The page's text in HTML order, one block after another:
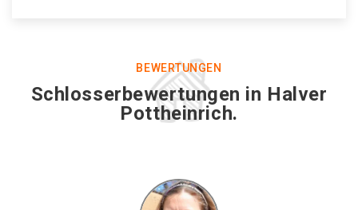
BEWERTUNGEN
Schlosserbewertungen in Halver
Pottheinrich.